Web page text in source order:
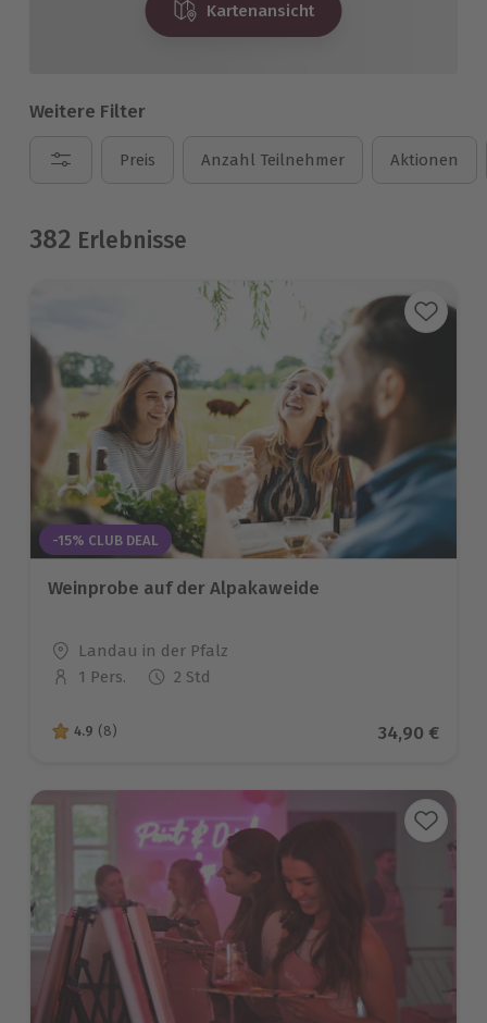
Kartenansicht
Weitere Filter
Preis Anzahl Teilnehmer Aktionen
382 Erlebnisse
-15% CLUB DEAL
Weinprobe auf der Alpakaweide
Standort
Landau in der Pfalz
Anzahl der Teilnehmer
1 Pers. 2 Std
4.9 von 5 Sternen basierend auf 8 Bewertungen
4.9 (8) Aktueller
34,90 €